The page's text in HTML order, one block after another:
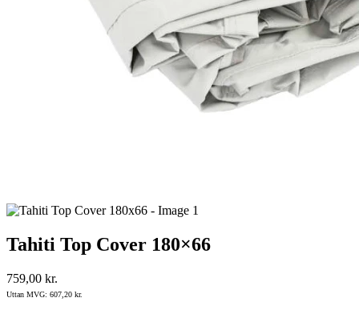
Tahiti Top Cover 180×66
759,00 kr.
Uttan MVG: 607,20 kr.